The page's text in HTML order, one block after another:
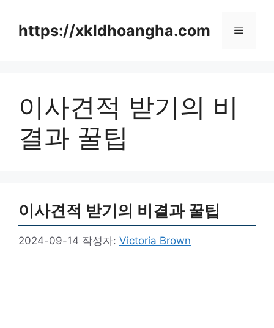
https://xkldhoangha.com 메
이사견적 받기의 비
결과 꿀팁
이사견적 받기의 비결과 꿀팁
2024-09-14 작성자: Victoria Brown